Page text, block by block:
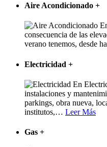
Aire Acondicionado +
consecuencia de las
verano tenemos, desde
Electricidad +
En
instalaciones y
parkings, obra nueva,
institutos,… Leer Más
Gas +